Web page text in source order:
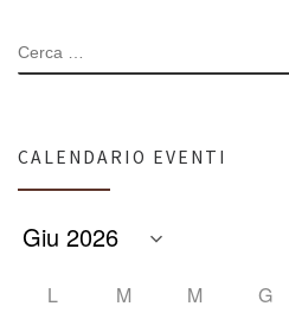
CERCA
CALENDARIO EVENTI
L M M G